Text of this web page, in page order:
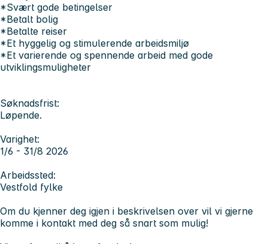
*Svært gode betingelser
*Betalt bolig
*Betalte reiser
*Et hyggelig og stimulerende arbeidsmiljø
*Et varierende og spennende arbeid med gode
utviklingsmuligheter
Søknadsfrist:
Løpende.
Varighet:
1/6 - 31/8 2026
Arbeidssted:
Vestfold fylke
Om du kjenner deg igjen i beskrivelsen over vil vi gjerne
komme i kontakt med deg så snart som mulig!